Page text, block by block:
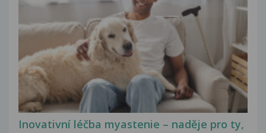
Inovativní léčba myastenie – naděje pro ty,